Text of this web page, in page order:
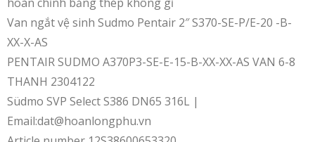
hoàn chỉnh bằng thép không gỉ
Van ngắt vệ sinh Sudmo Pentair 2″ S370-SE-P/E-20 -B-
XX-X-AS
PENTAIR SUDMO A370P3-SE-E-15-B-XX-XX-AS VAN 6-8
THANH 2304122
Südmo SVP Select S386 DN65 316L |
Email:dat@hoanlongphu.vn